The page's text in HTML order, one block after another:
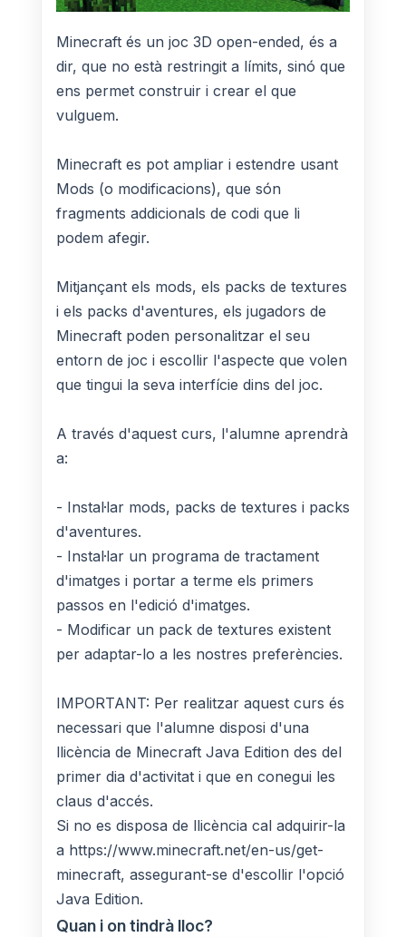
Minecraft és un joc 3D open-ended, és a
dir, que no està restringit a límits, sinó que
ens permet construir i crear el que
vulguem.
Minecraft es pot ampliar i estendre usant
Mods (o modificacions), que són
fragments addicionals de codi que li
podem afegir.
Mitjançant els mods, els packs de textures
i els packs d'aventures, els jugadors de
Minecraft poden personalitzar el seu
entorn de joc i escollir l'aspecte que volen
que tingui la seva interfície dins del joc.
A través d'aquest curs, l'alumne aprendrà
a:
- Instal·lar mods, packs de textures i packs
d'aventures.
- Instal·lar un programa de tractament
d'imatges i portar a terme els primers
passos en l'edició d'imatges.
- Modificar un pack de textures existent
per adaptar-lo a les nostres preferències.
IMPORTANT: Per realitzar aquest curs és
necessari que l'alumne disposi d'una
llicència de Minecraft Java Edition des del
primer dia d'activitat i que en conegui les
claus d'accés.
Si no es disposa de llicència cal adquirir-la
a https://www.minecraft.net/en-us/get-
minecraft, assegurant-se d'escollir l'opció
Java Edition.
Quan i on tindrà lloc?